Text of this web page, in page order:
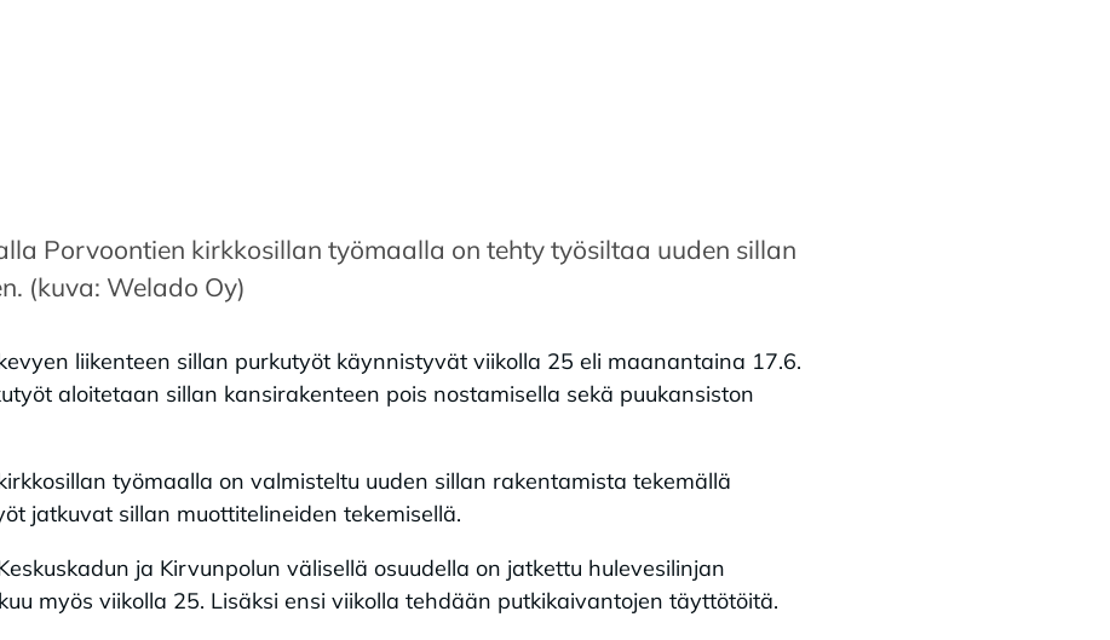
Porvoontien kirkkosillan työmaalla on tehty työsiltaa uuden sillan
(kuva: Welado Oy)
liikenteen sillan purkutyöt käynnistyvät viikolla 25 eli maanantaina 17.6.
aloitetaan sillan kansirakenteen pois nostamisella sekä puukansiston
työmaalla on valmisteltu uuden sillan rakentamista tekemällä
jatkuvat sillan muottitelineiden tekemisellä.
ja Kirvunpolun välisellä osuudella on jatkettu hulevesilinjan
myös viikolla 25. Lisäksi ensi viikolla tehdään putkikaivantojen täyttötöitä.